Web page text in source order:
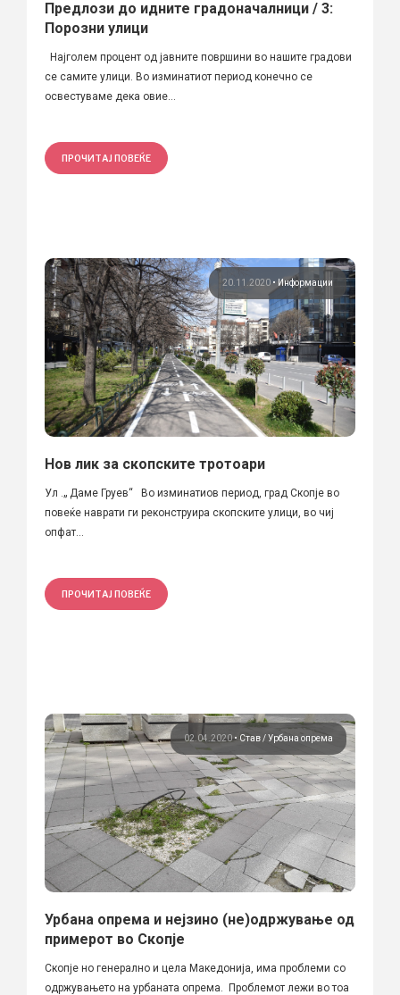
Предлози до идните градоначалници / 3:
Порозни улици
Најголем процент од јавните површини во нашите градови
се самите улици. Во изминатиот период конечно се
освестуваме дека овие...
ПРОЧИТАЈ ПОВЕЌЕ
20.11.2020 • Информации
Нов лик за скопските тротоари
Ул .„ Даме Груев“ Во изминатиов период, град Скопје во
повеќе наврати ги реконструира скопските улици, во чиј
опфат...
ПРОЧИТАЈ ПОВЕЌЕ
02.04.2020• Став Урбана опрема
Урбана опрема и нејзино (не)одржување од
примерот во Скопје
Скопје но генерално и цела Македонија, има проблеми со
одржувањето на урбаната опрема. Проблемот лежи во тоа